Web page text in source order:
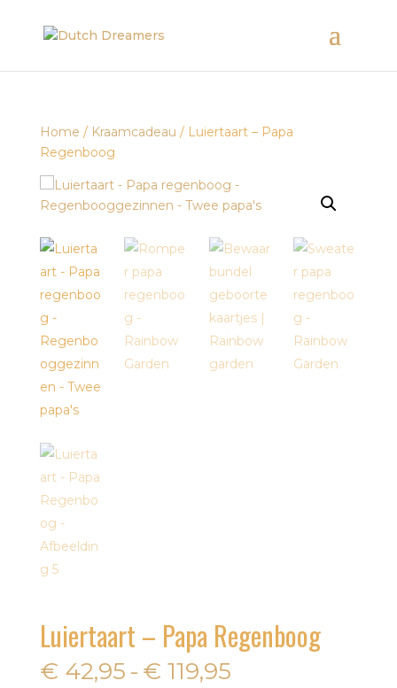
Home / Kraamcadeau / Luiertaart – Papa
Regenboog
Luiertaart – Papa Regenboog
€ 42,95 - € 119,95Prijsklasse: